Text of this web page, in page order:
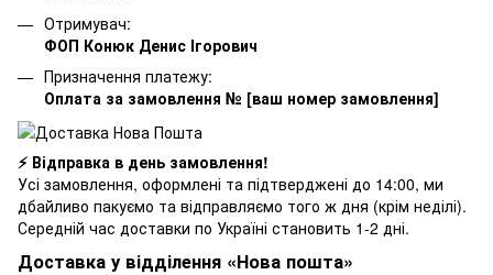
Отримувач:
ФОП Конюк Денис Ігорович
Призначення платежу:
Оплата за замовлення № [ваш номер замовлення]
⚡ Відправка в день замовлення!
Усі замовлення, оформлені та підтверджені до 14:00, ми
дбайливо пакуємо та відправляємо того ж дня (крім неділі).
Середній час доставки по Україні становить 1-2 дні.
Доставка у відділення «Нова пошта»